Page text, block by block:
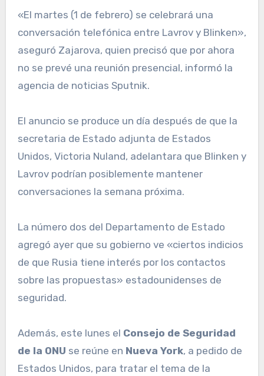
«El martes (1 de febrero) se celebrará una
conversación telefónica entre Lavrov y Blinken»,
aseguró Zajarova, quien precisó que por ahora
no se prevé una reunión presencial, informó la
agencia de noticias Sputnik.
El anuncio se produce un día después de que la
secretaria de Estado adjunta de Estados
Unidos, Victoria Nuland, adelantara que Blinken y
Lavrov podrían posiblemente mantener
conversaciones la semana próxima.
La número dos del Departamento de Estado
agregó ayer que su gobierno ve «ciertos indicios
de que Rusia tiene interés por los contactos
sobre las propuestas» estadounidenses de
seguridad.
Además, este lunes el Consejo de Seguridad
de la ONU se reúne en Nueva York, a pedido de
Estados Unidos, para tratar el tema de la